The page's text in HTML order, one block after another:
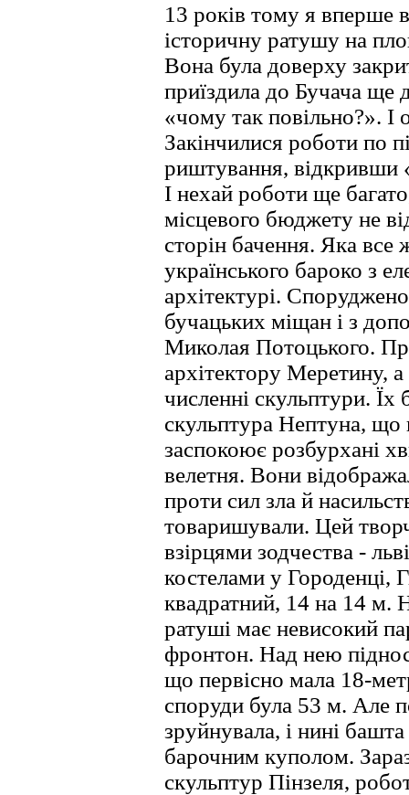
13 років тому я вперше
історичну ратушу на
Вона була доверху
приїздила до Бучача ще
«чому так повільно?». І
Закінчилися роботи по
риштування, відкривши
І нехай роботи ще
місцевого бюджету не
сторін бачення. Яка
українського бароко з
архітектурі.
бучацьких міщан і з
Миколая Потоцького.
архітектору Меретину,
численні скульптури. Їх
скульптура Нептуна, що
заспокоює розбурхані
велетня. Вони
проти сил зла й
товаришували. Цей
взірцями зодчества -
костелами у Городенці,
квадратний, 14 на 14 м.
ратуші має невисокий
фронтон. Над нею
що первісно мала 18-
споруди була 53 м. Але
зруйнувала, і нині
барочним куполом.
скульптур Пінзеля,